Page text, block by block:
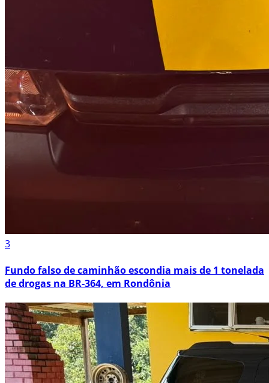
3
Fundo falso de caminhão escondia mais de 1 tonelada
de drogas na BR-364, em Rondônia